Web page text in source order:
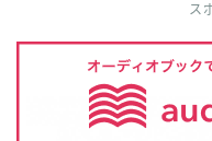
ス